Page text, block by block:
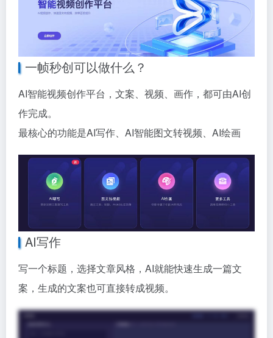
一帧秒创可以做什么？
AI智能视频创作平台，文案、视频、画作，都可由AI创
作完成。
最核心的功能是AI写作、AI智能图文转视频、AI绘画
AI写作
写一个标题，选择文章风格，AI就能快速生成一篇文
案，生成的文案也可直接转成视频。